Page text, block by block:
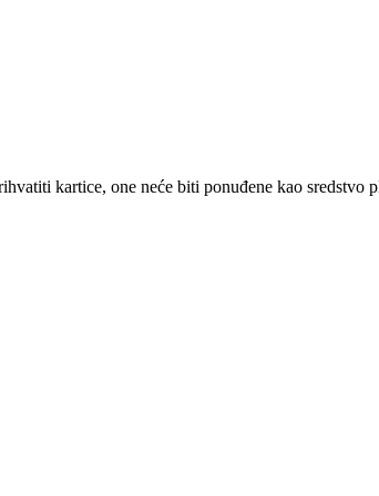
kartice, one neće biti ponuđene kao sredstvo